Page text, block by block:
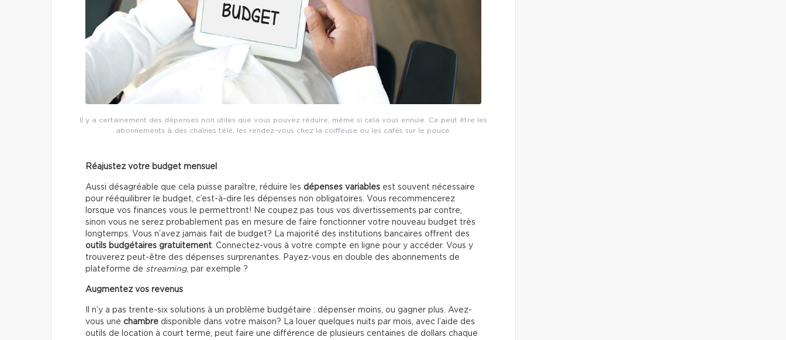
Il y a certainement des dépenses non utiles que vous pouvez réduire, même si cela vous ennuie. Ce peut être les
abonnements à des chaînes télé, les rendez-vous chez la coiffeuse ou les cafés sur le pouce.
Réajustez votre budget mensuel
Aussi désagréable que cela puisse paraître, réduire les dépenses variables est souvent nécessaire
pour rééquilibrer le budget, c’est-à-dire les dépenses non obligatoires. Vous recommencerez
lorsque vos finances vous le permettront! Ne coupez pas tous vos divertissements par contre,
sinon vous ne serez probablement pas en mesure de faire fonctionner votre nouveau budget très
longtemps. Vous n’avez jamais fait de budget? La majorité des institutions bancaires offrent des
outils budgétaires gratuitement . Connectez-vous à votre compte en ligne pour y accéder. Vous y
trouverez peut-être des dépenses surprenantes. Payez-vous en double des abonnements de
plateforme de streaming, par exemple ?
Augmentez vos revenus
Il n’y a pas trente-six solutions à un problème budgétaire : dépenser moins, ou gagner plus. Avez-
vous une chambre disponible dans votre maison? La louer quelques nuits par mois, avec l’aide des
outils de location à court terme, peut faire une différence de plusieurs centaines de dollars chaque